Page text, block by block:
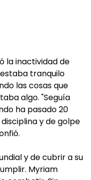
la inactividad de
tranquilo
las cosas que
algo. "Seguía
ha pasado 20
y de golpe
y de cubrir a su
Myriam